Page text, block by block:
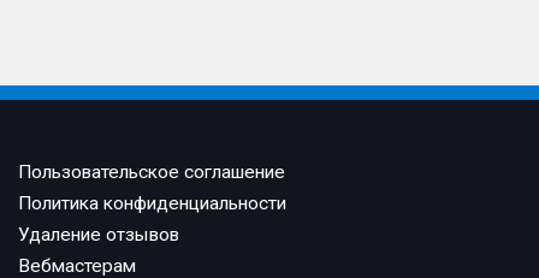
Пользовательское соглашение
Политика конфиденциальности
Удаление отзывов
Вебмастерам